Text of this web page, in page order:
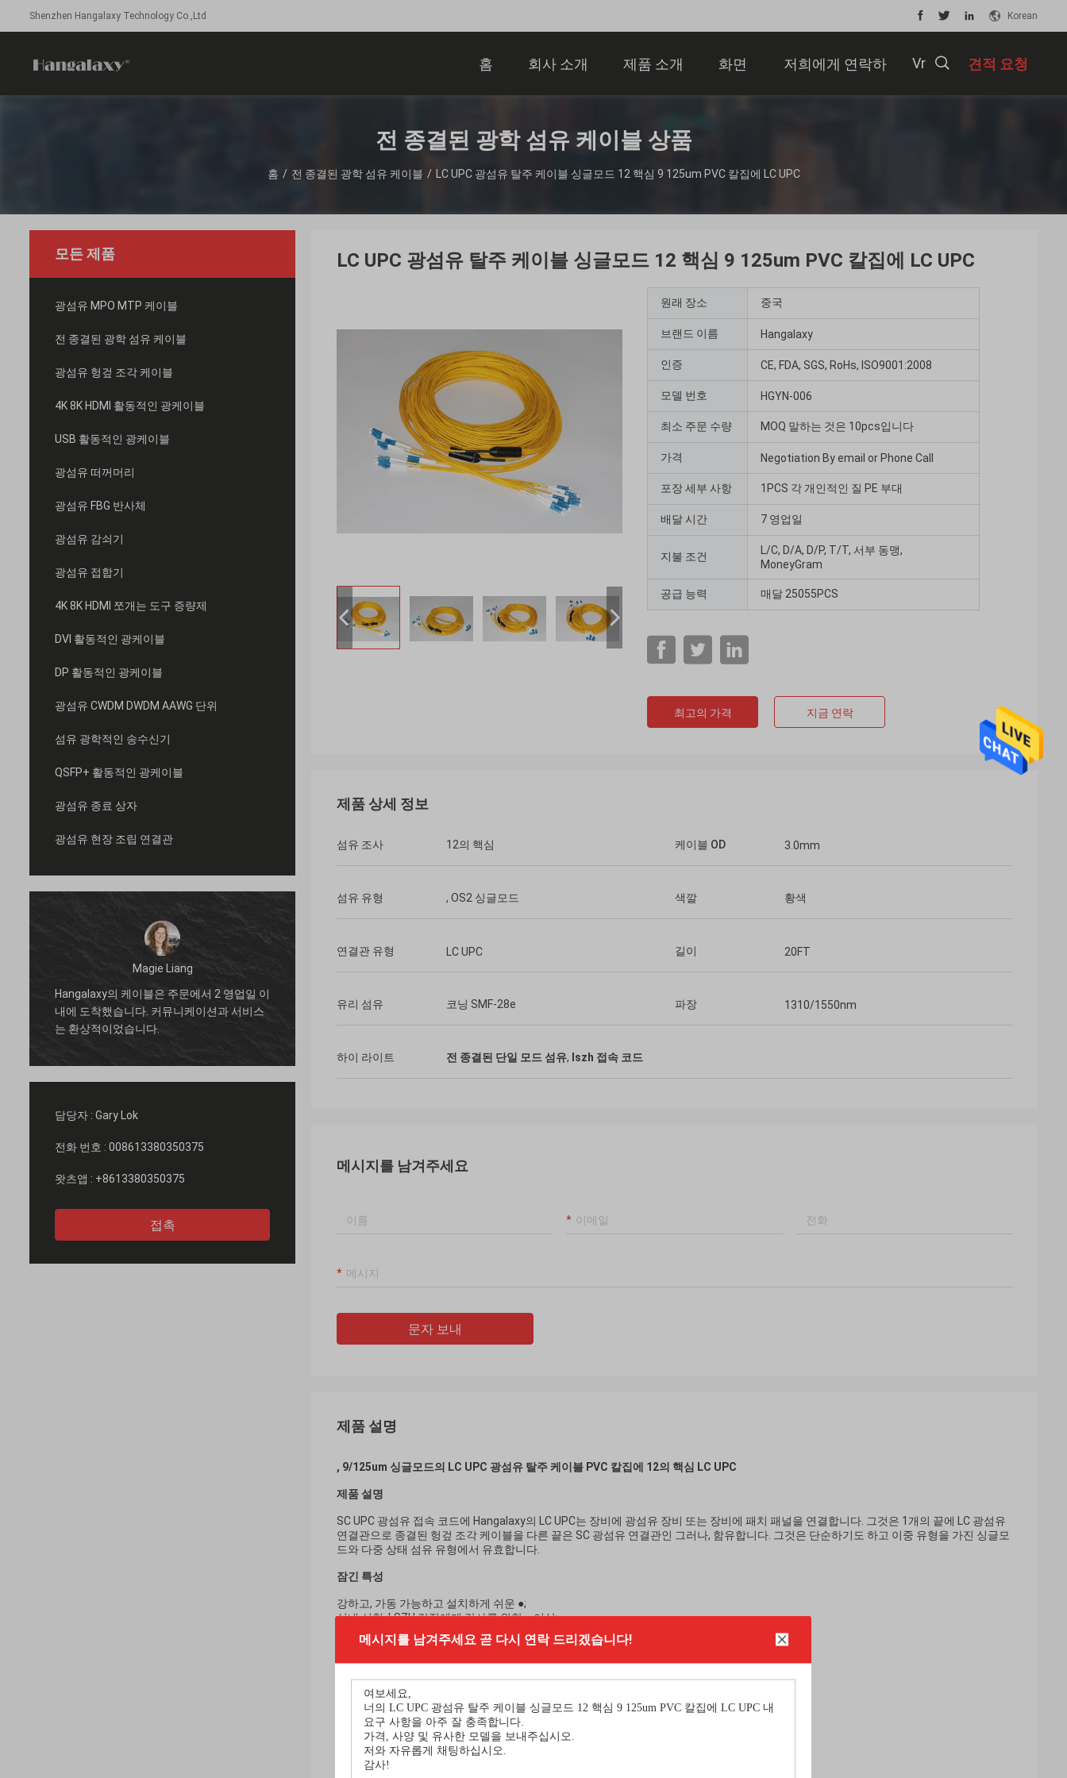
메시지를 남겨주세요 곧 다시 연락 드리겠습니다!
Shenzhen Hangalaxy Technology Co.,Ltd Korean
홈 회사 소개 제품 소개 화면 저희에게 연락하 Vr 견적 요청
전 종결된 광학 섬유 케이블 상품
홈 / 전 종결된 광학 섬유 케이블 / LC UPC 광섬유 탈주 케이블 싱글모드 12 핵심 9 125um PVC 칼집에 LC UPC
모든 제품
광섬유 MPO MTP 케이블
전 종결된 광학 섬유 케이블
광섬유 헝겊 조각 케이블
4K 8K HDMI 활동적인 광케이블
USB 활동적인 광케이블
광섬유 떠꺼머리
광섬유 FBG 반사체
광섬유 감쇠기
광섬유 접합기
4K 8K HDMI 쪼개는 도구 증량제
DVI 활동적인 광케이블
DP 활동적인 광케이블
광섬유 CWDM DWDM AAWG 단위
섬유 광학적인 송수신기
QSFP+ 활동적인 광케이블
광섬유 종료 상자
광섬유 현장 조립 연결관
Magie Liang
Hangalaxy의 케이블은 주문에서 2 영업일 이
내에 도착했습니다. 커뮤니케이션과 서비스
는 환상적이었습니다.
기쁩니다. 다만 나의 새로운 섬유를 적합하기
위하여 나가 필요로 한지 무엇을.
죤 표
15m, 20m, 25m, 30m에 있는 100G QSFP28
니다.
담당자 : Gary Lok
전화 번호 : 008613380350375
왓츠앱 : +8613380350375
접촉
LC UPC 광섬유 탈주 케이블 싱글모드 12 핵심 9 125um PVC 칼집에 LC UPC
원래 장소 중국
브랜드 이름 Hangalaxy
인증 CE, FDA, SGS, RoHs, ISO9001:2008
모델 번호 HGYN-006
최소 주문 수량 MOQ 말하는 것은 10pcs입니다
가격 Negotiation By email or Phone Call
포장 세부 사항 1PCS 각 개인적인 질 PE 부대
배달 시간 7 영업일
지불 조건
L/C, D/A, D/P, T/T, 서부 동맹,
MoneyGram
공급 능력 매달 25055PCS
최고의 가격 지금 연락
제품 상세 정보
섬유 조사 12의 핵심 케이블 OD 3.0mm
섬유 유형 , OS2 싱글모드 색깔 황색
연결관 유형 LC UPC 길이 20FT
유리 섬유 코닝 SMF-28e 파장 1310/1550nm
하이 라이트 전 종결된 단일 모드 섬유, lszh 접속 코드
메시지를 남겨주세요
문자 보내
제품 설명
, 9/125um 싱글모드의 LC UPC 광섬유 탈주 케이블 PVC 칼집에 12의 핵심 LC UPC
제품 설명
SC UPC 광섬유 접속 코드에 Hangalaxy의 LC UPC는 장비에 광섬유 장비 또는 장비에 패치 패널을 연결합니다. 그것은 1개의 끝에 LC 광섬유
연결관으로 종결된 헝겊 조각 케이블을 다른 끝은 SC 광섬유 연결관인 그러나, 함유합니다. 그것은 단순하기도 하고 이중 유형을 가진 싱글모
드와 다중 상태 섬유 유형에서 유효합니다.
잠긴 특성
강하고, 가동 가능하고 설치하게 쉬운 ●;
실내 신청, LSZH 칼집에게 감사를 위한 ● 이상;
● 중대한 기계공 저항;
절연성 ● 완전히.
√ 데이터 센터.
√에 의하여 구축되는 케이블을 다는 체계.
√ 랜 interbuilding 임명 (교정) 1개, 10, 40 그리고 100개 Gbps 신청.
√ 안전과 운반계.
√ 공동체 접근 텔레비전 (CATV) & (MSO) 다 체계 통신수.
√ 본사 및 지역 회선.